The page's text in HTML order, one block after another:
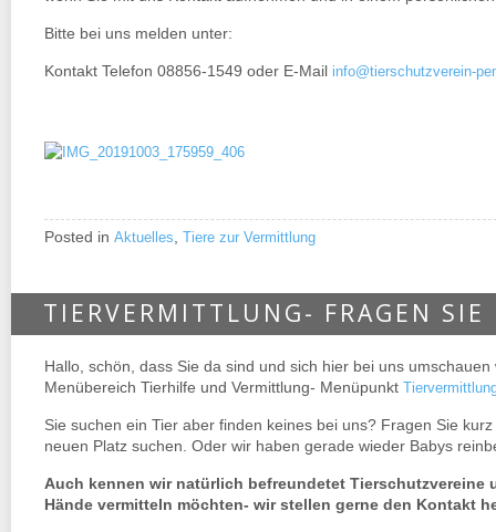
Bitte bei uns melden unter:
Kontakt Telefon 08856-1549 oder E-Mail info@tierschutzverein-
Posted in Aktuelles Tiere zur Vermittlung
TIERVERMITTLUNG- FRAGEN SIE
Hallo, schön, dass Sie da sind und sich hier bei uns
Menübereich Tierhilfe und Vermittlung- Menüpunkt
Sie suchen ein Tier aber finden keines bei uns? Fragen Sie
neuen Platz suchen. Oder wir haben gerade wieder Babys
Auch kennen wir natürlich befreundetet Tierschutzvereine
Hände vermitteln möchten- wir stellen gerne den Kontakt